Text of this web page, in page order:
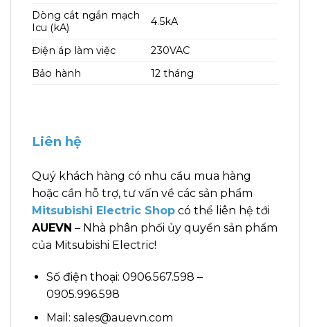
Dòng cắt ngắn mạch
Icu (kA)
4.5kA
Điện áp làm việc
230VAC
Bảo hành
12 tháng
Liên hệ
Quý khách hàng có nhu cầu mua hàng
hoặc cần hỗ trợ, tư vấn về các sản phẩm
Mitsubishi Electric Shop có thể liên hệ tới
AUEVN – Nhà phân phối ủy quyền sản phẩm
của Mitsubishi Electric!
Số điện thoại: 0906.567.598 –
0905.996.598
Mail: sales@auevn.com